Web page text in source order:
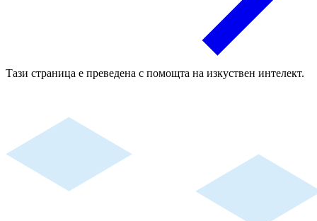
Тази страница е преведена с помощта на изкуствен интелект.